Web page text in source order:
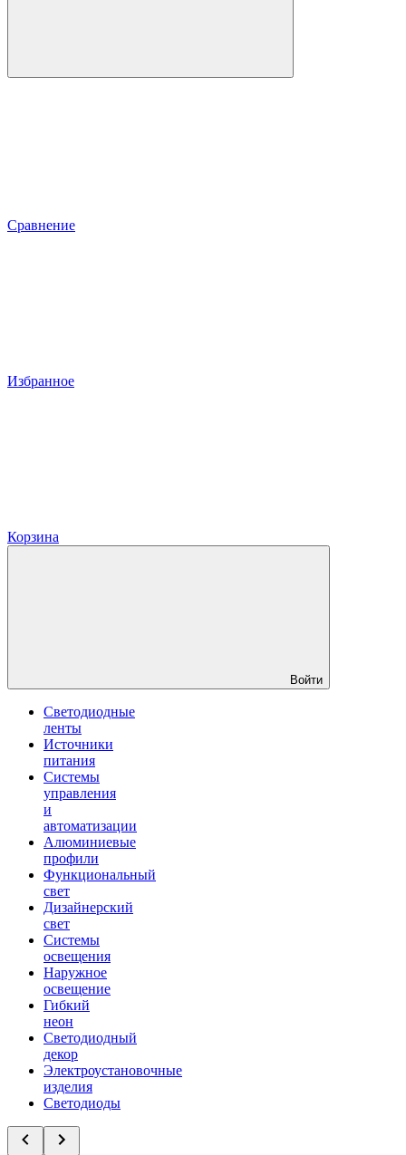
Сравнение
Избранное
Корзина
Войти
Светодиодные
ленты
Источники
питания
Системы
управления
и
автоматизации
Алюминиевые
профили
Функциональный
свет
Дизайнерский
свет
Системы
освещения
Наружное
освещение
Гибкий
неон
Светодиодный
декор
Электроустановочные
изделия
Светодиоды